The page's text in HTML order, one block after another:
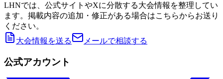
LHNでは、公式サイトやXに分散する大会情報を整理してい
ます。掲載内容の追加・修正がある場合はこちらからお送り
ください。
大会情報を送る
メールで相談する
公式アカウント